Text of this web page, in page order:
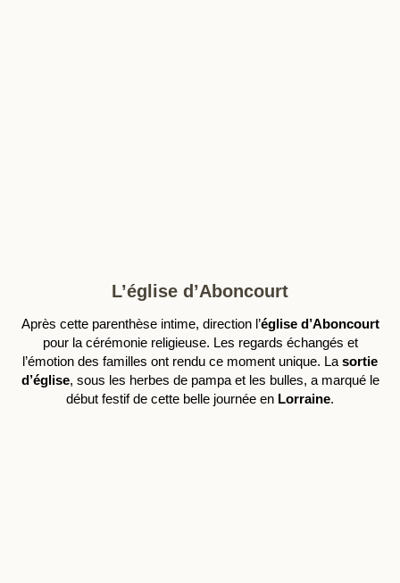
L’église d’Aboncourt
Après cette parenthèse intime, direction l’église d’Aboncourt
pour la cérémonie religieuse. Les regards échangés et
l’émotion des familles ont rendu ce moment unique. La sortie
d’église, sous les herbes de pampa et les bulles, a marqué le
début festif de cette belle journée en Lorraine.